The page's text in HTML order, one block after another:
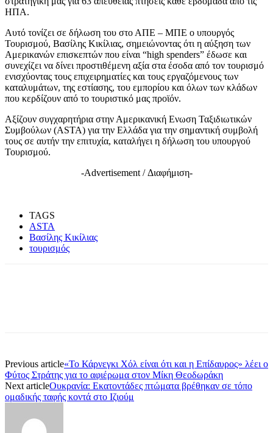
ΗΠΑ.
Αυτό τονίζει σε δήλωση του στο ΑΠΕ – ΜΠΕ ο υπουργός
Τουρισμού, Βασίλης Κικίλιας, σημειώνοντας ότι η αύξηση των
Αμερικανών επισκεπτών που είναι “high spenders” έδωσε και
συνεχίζει να δίνει προστιθέμενη αξία στα έσοδα από τον τουρισμό
ενισχύοντας τους επιχειρηματίες και τους εργαζόμενους των
καταλυμάτων, της εστίασης, του εμπορίου και όλων των κλάδων
που κερδίζουν από το τουριστικό μας προϊόν.
Αξίζουν συγχαρητήρια στην Αμερικανική Ενωση Ταξιδιωτικών
Συμβούλων (ASTA) για την Ελλάδα για την σημαντική συμβολή
τους σε αυτήν την επιτυχία, καταλήγει η δήλωση του υπουργού
Τουρισμού.
-Advertisement / Διαφήμιση-
TAGS
ASTA
Βασίλης Κικίλιας
τουρισμός
Previous article«Το Κάρνεγκι Χόλ είναι ότι και η Επίδαυρος» λέει ο
Φύτος Στράτης για το αφιέρωμα στον Μίκη Θεοδωράκη
Next articleΟυκρανία: Εκατοντάδες πτώματα βρέθηκαν σε τόπο
ομαδικής ταφής κοντά στο Ιζιούμ